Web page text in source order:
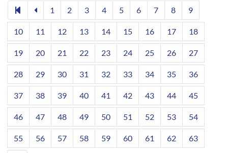
1 2 3 4 5 6 7 8 9
10 11 12 13 14 15 16 17 18
19 20 21 22 23 24 25 26 27
28 29 30 31 32 33 34 35 36
37 38 39 40 41 42 43 44 45
46 47 48 49 50 51 52 53 54
55 56 57 58 59 60 61 62 63